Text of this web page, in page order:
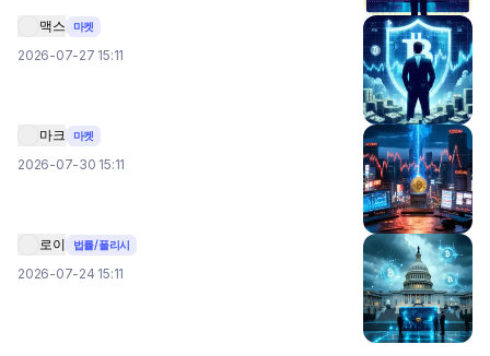
맥스 마켓
2026-07-27 15:11
마크 마켓
2026-07-30 15:11
로이 법률/폴리시
2026-07-24 15:11